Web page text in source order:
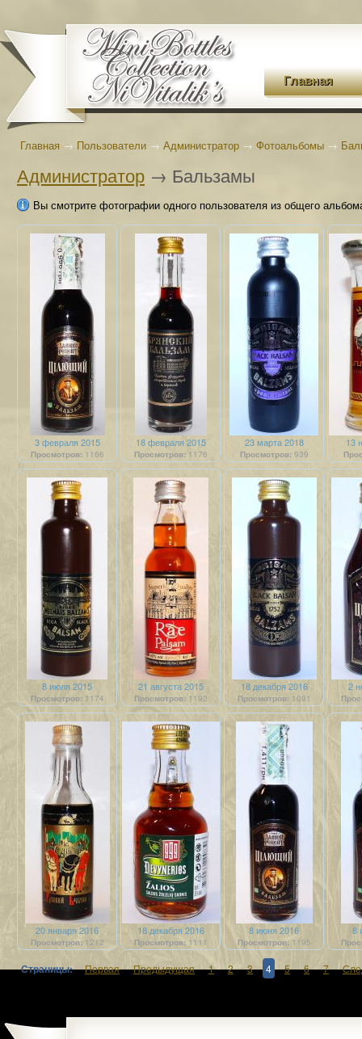
Главная
Главная → Пользователи → Администратор → Фотоальбомы →
Администратор → Бальзамы
Вы смотрите фотографии одного пользователя из общего
3 февраля 2015
Просмотров:1166
18 февраля 2015
Просмотров: 1176
23 марта 2018
Просмотров:939
13
8 июля 2015
Просмотров: 1174
21 августа 2015
Просмотров: 1192
18 декабря 2016
Просмотров: 1091
2
20 января 2016
Просмотров:1212
18 декабря 2016
Просмотров:1111
8 июня 2016
Просмотров:1195
8
Страницы: Первая Предыдущая 1 2 3 4 5 6 7